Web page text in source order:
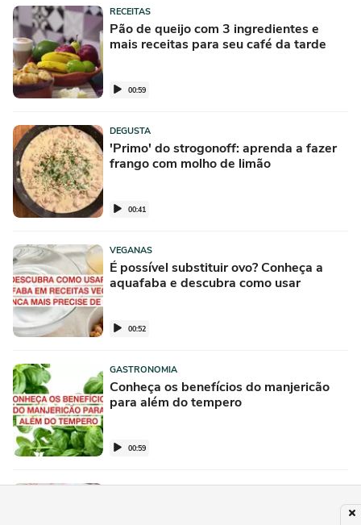
RECEITAS
Pão de queijo com 3 ingredientes e
mais receitas para seu café da tarde
00:59
DEGUSTA
'Primo' do strogonoff: aprenda a fazer
frango com molho de limão
00:41
VEGANAS
É possível substituir ovo? Conheça a
aquafaba e descubra como usar
00:52
GASTRONOMIA
Conheça os benefícios do manjericão
para além do tempero
00:59
RECEITAS